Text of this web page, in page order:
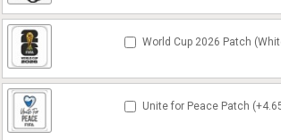
World Cup 2026 Patch
Unite for Peace Patch